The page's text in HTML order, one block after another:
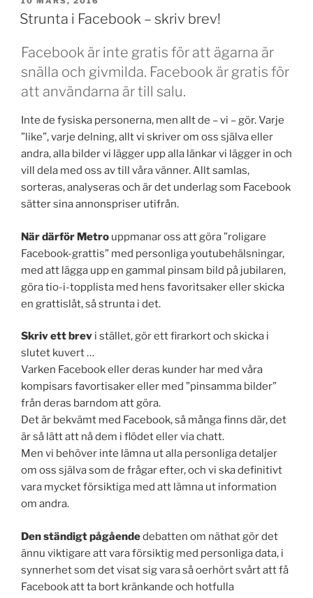
Strunta i Facebook – skriv brev!
Facebook är inte gratis för att ägarna är
snälla och givmilda. Facebook är gratis för
att användarna är till salu.
Inte de fysiska personerna, men allt de – vi – gör. Varje
”like”, varje delning, allt vi skriver om oss själva eller
andra, alla bilder vi lägger upp alla länkar vi lägger in och
vill dela med oss av till våra vänner. Allt samlas,
sorteras, analyseras och är det underlag som Facebook
sätter sina annonspriser utifrån.
När därför Metro uppmanar oss att göra ”roligare
Facebook-grattis” med personliga youtubehälsningar,
med att lägga upp en gammal pinsam bild på jubilaren,
göra tio-i-topplista med hens favoritsaker eller skicka
en grattislåt, så strunta i det.
Skriv ett brev i stället, gör ett firarkort och skicka i
slutet kuvert …
Varken Facebook eller deras kunder har med våra
kompisars favortisaker eller med ”pinsamma bilder”
från deras barndom att göra.
Det är bekvämt med Facebook, så många finns där, det
är så lätt att nå dem i flödet eller via chatt.
Men vi behöver inte lämna ut alla personliga detaljer
om oss själva som de frågar efter, och vi ska definitivt
vara mycket försiktiga med att lämna ut information
om andra.
Den ständigt pågåendedebatten om näthat gör det
ännu viktigare att vara försiktig med personliga data, i
synnerhet som det visat sig vara så oerhört svårt att få
Facebook att ta bort kränkande och hotfulla